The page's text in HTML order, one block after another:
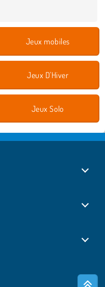
Jeux mobiles
Jeux D'Hiver
Jeux Solo